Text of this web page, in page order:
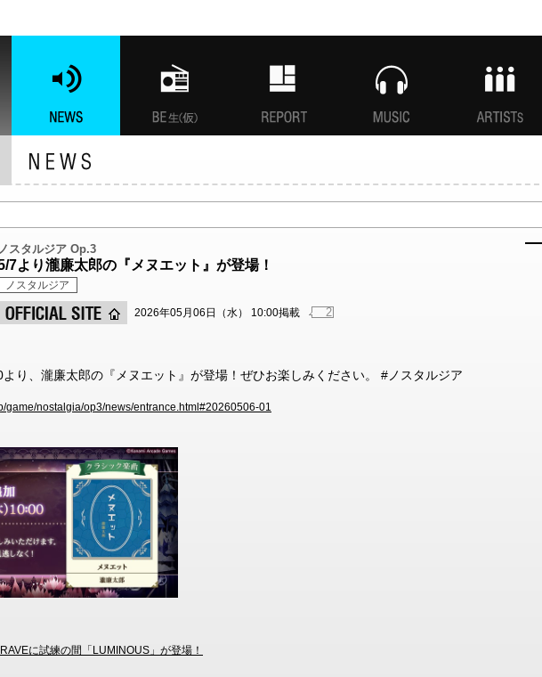
ノスタルジア Op.3
7より瀧廉太郎の『メヌエット』が登場！
ノスタルジア
2026年05月06日（水） 10:00掲載 2
り、瀧廉太郎の『メヌエット』が登場！ぜひお楽しみください。 #ノスタルジア
game/nostalgia/op3/news/entrance.html#20260506-01
に試練の間「LUMINOUS」が登場！